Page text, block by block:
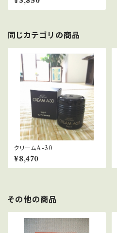
同じカテゴリの商品
クリームA-30
¥8,470
その他の商品